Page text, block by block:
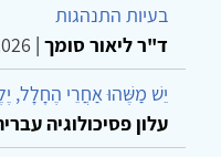
בעיות התנהגות
ד"ר ליאור סומך |
יֵשׁ מַשֶּׁהוּ אַחֲרֵי הֶחָלָל,
עלון פסיכולוגיה